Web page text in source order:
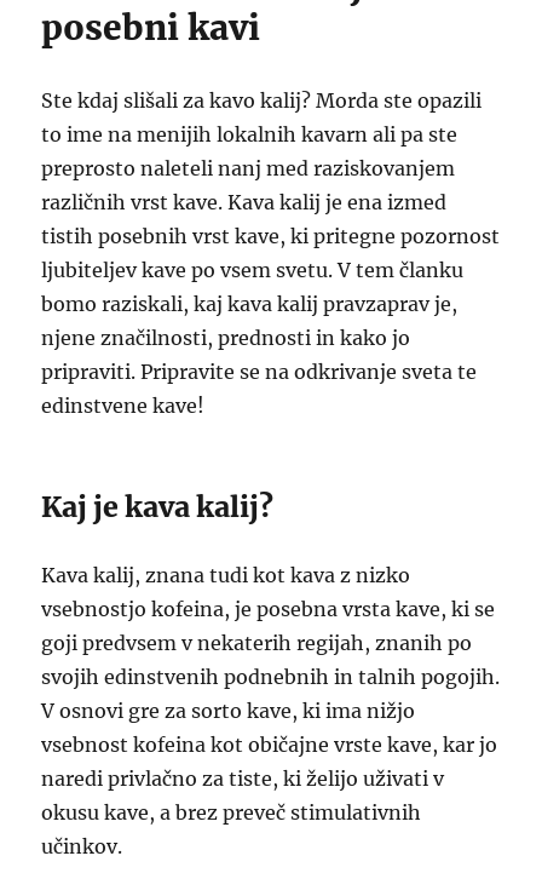
posebni kavi
Ste kdaj slišali za kavo kalij? Morda ste opazili
to ime na menijih lokalnih kavarn ali pa ste
preprosto naleteli nanj med raziskovanjem
različnih vrst kave. Kava kalij je ena izmed
tistih posebnih vrst kave, ki pritegne pozornost
ljubiteljev kave po vsem svetu. V tem članku
bomo raziskali, kaj kava kalij pravzaprav je,
njene značilnosti, prednosti in kako jo
pripraviti. Pripravite se na odkrivanje sveta te
edinstvene kave!
Kaj je kava kalij?
Kava kalij, znana tudi kot kava z nizko
vsebnostjo kofeina, je posebna vrsta kave, ki se
goji predvsem v nekaterih regijah, znanih po
svojih edinstvenih podnebnih in talnih pogojih.
V osnovi gre za sorto kave, ki ima nižjo
vsebnost kofeina kot običajne vrste kave, kar jo
naredi privlačno za tiste, ki želijo uživati v
okusu kave, a brez preveč stimulativnih
učinkov.